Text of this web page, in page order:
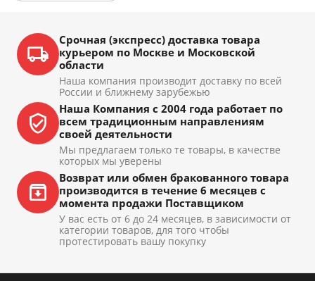
Срочная (экспресс) доставка товара
курьером по Москве и Московской
области
Наша компания производит доставку по всей
России и ближнему зарубежью
Наша Компания с 2004 года работает по
всем традиционным направлениям
своей деятельности
Мы предлагаем только те товары, в качестве
которых мы уверены
Возврат или обмен бракованного товара
производится в течение 6 месяцев с
момента продажи Поставщиком
У вас есть от 6 до 24 месяцев, в зависимости от
категории товаров, для того чтобы
протестировать вашу покупку